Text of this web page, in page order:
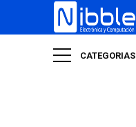
CATEGORIAS